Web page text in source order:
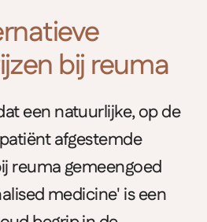
bij reuma
een natuurlijke, op de
afgestemde
reuma gemeengoed
medicine' is een